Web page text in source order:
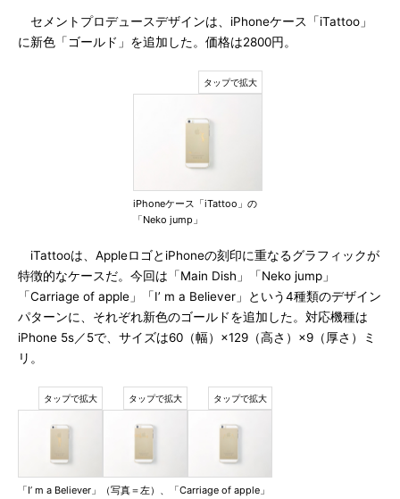
セメントプロデュースデザインは、iPhoneケース「iTattoo」
に新色「ゴールド」を追加した。価格は2800円。
iPhoneケース「iTattoo」の
「Neko jump」
iTattooは、AppleロゴとiPhoneの刻印に重なるグラフィックが
特徴的なケースだ。今回は「Main Dish」「Neko jump」
「Carriage of apple」「I’ m a Believer」という4種類のデザイン
パターンに、それぞれ新色のゴールドを追加した。対応機種は
iPhone 5s／5で、サイズは60（幅）×129（高さ）×9（厚さ）ミ
リ。
「I’ m a Believer」（写真＝左）、「Carriage of apple」